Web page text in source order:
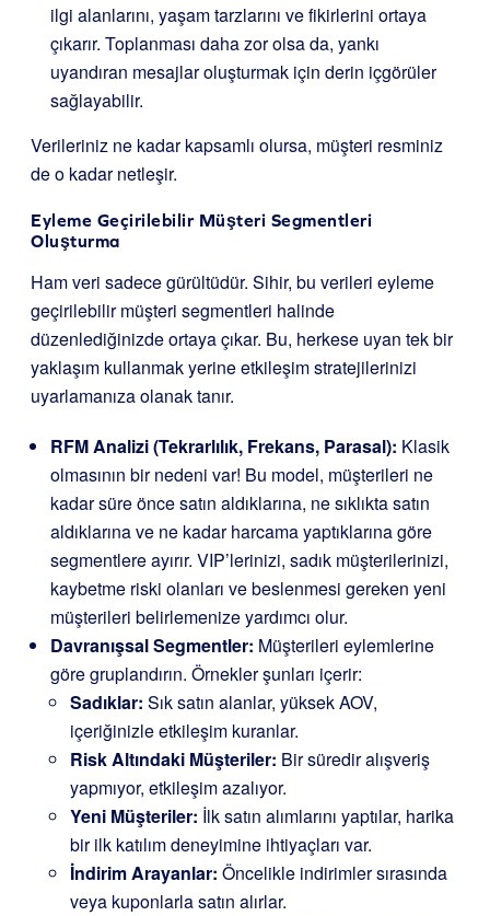
ilgi alanlarını, yaşam tarzlarını ve fikirlerini ortaya
çıkarır. Toplanması daha zor olsa da, yankı
uyandıran mesajlar oluşturmak için derin içgörüler
sağlayabilir.
Verileriniz ne kadar kapsamlı olursa, müşteri resminiz
de o kadar netleşir.
Eyleme Geçirilebilir Müşteri Segmentleri
Oluşturma
Ham veri sadece gürültüdür. Sihir, bu verileri eyleme
geçirilebilir müşteri segmentleri halinde
düzenlediğinizde ortaya çıkar. Bu, herkese uyan tek bir
yaklaşım kullanmak yerine etkileşim stratejilerinizi
uyarlamanıza olanak tanır.
RFM Analizi (Tekrarlılık, Frekans, Parasal): Klasik
olmasının bir nedeni var! Bu model, müşterileri ne
kadar süre önce satın aldıklarına, ne sıklıkta satın
aldıklarına ve ne kadar harcama yaptıklarına göre
segmentlere ayırır. VIP’lerinizi, sadık müşterilerinizi,
kaybetme riski olanları ve beslenmesi gereken yeni
müşterileri belirlemenize yardımcı olur.
Davranışsal Segmentler: Müşterileri eylemlerine
göre gruplandırın. Örnekler şunları içerir:
Sadıklar: Sık satın alanlar, yüksek AOV,
içeriğinizle etkileşim kuranlar.
Risk Altındaki Müşteriler: Bir süredir alışveriş
yapmıyor, etkileşim azalıyor.
Yeni Müşteriler: İlk satın alımlarını yaptılar, harika
bir ilk katılım deneyimine ihtiyaçları var.
İndirim Arayanlar: Öncelikle indirimler sırasında
veya kuponlarla satın alırlar.